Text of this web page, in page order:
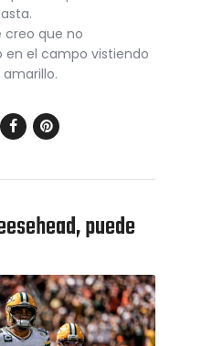
que no
en el campo vistiendo
puede